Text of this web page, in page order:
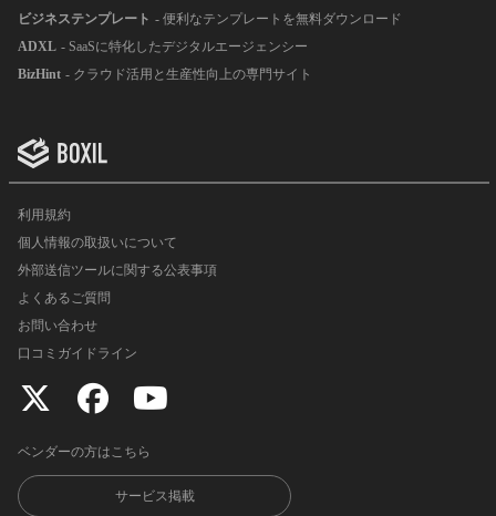
ビジネステンプレート - 便利なテンプレートを無料ダウンロード
ADXL - SaaSに特化したデジタルエージェンシー
BizHint - クラウド活用と生産性向上の専門サイト
利用規約
個人情報の取扱いについて
外部送信ツールに関する公表事項
よくあるご質問
お問い合わせ
口コミガイドライン
ベンダーの方はこちら
サービス掲載